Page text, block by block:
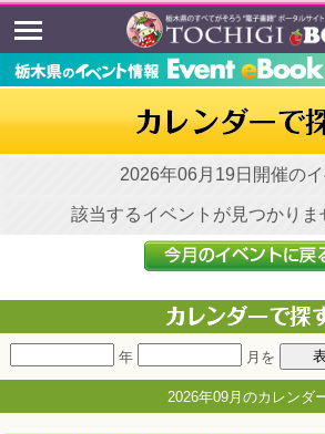
2026年06月19日開催のイ
該当するイベントが見つかりま
年 月を
2026年09月のカレンダ